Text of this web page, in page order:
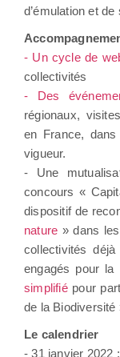
d’émulation et
- Un cycle de
collectivités
- Des
régionaux,
en France,
vigueur.
- Une
concours «
dispositif de
nature » dans
collectivités
engagés pour
simplifié pour
de la Biodiversité
Le calendrier
- 31 janvier 2022